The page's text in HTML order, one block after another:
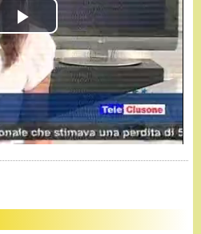
P
l
a
y
i